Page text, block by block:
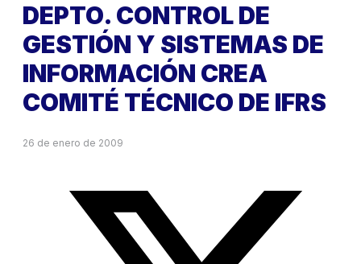
DEPTO. CONTROL DE
GESTIÓN Y SISTEMAS DE
INFORMACIÓN CREA
COMITÉ TÉCNICO DE IFRS
26 de enero de 2009